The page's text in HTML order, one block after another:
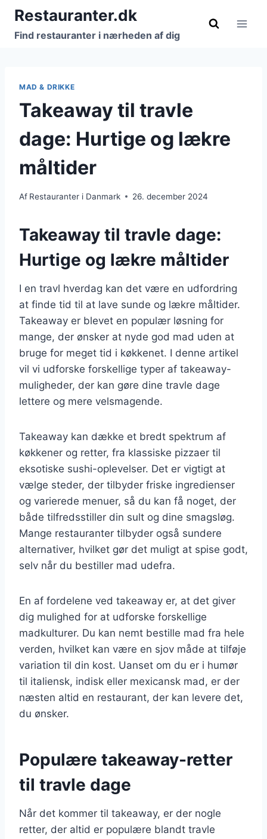
Fortsæt
indhold
Restauranter.dk
Find restauranter i nærheden af dig
MAD & DRIKKE
Takeaway til travle
dage: Hurtige og lækre
måltider
Af Restauranter i Danmark 26. december 2024
Takeaway til travle dage:
Hurtige og lækre måltider
I en travl hverdag kan det være en udfordring
at finde tid til at lave sunde og lækre måltider.
Takeaway er blevet en populær løsning for
mange, der ønsker at nyde god mad uden at
bruge for meget tid i køkkenet. I denne artikel
vil vi udforske forskellige typer af takeaway-
muligheder, der kan gøre dine travle dage
lettere og mere velsmagende.
Takeaway kan dække et bredt spektrum af
køkkener og retter, fra klassiske pizzaer til
eksotiske sushi-oplevelser. Det er vigtigt at
vælge steder, der tilbyder friske ingredienser
og varierede menuer, så du kan få noget, der
både tilfredsstiller din sult og dine smagsløg.
Mange restauranter tilbyder også sundere
alternativer, hvilket gør det muligt at spise godt,
selv når du bestiller mad udefra.
En af fordelene ved takeaway er, at det giver
dig mulighed for at udforske forskellige
madkulturer. Du kan nemt bestille mad fra hele
verden, hvilket kan være en sjov måde at tilføje
variation til din kost. Uanset om du er i humør
til italiensk, indisk eller mexicansk mad, er der
næsten altid en restaurant, der kan levere det,
du ønsker.
Populære takeaway-retter
til travle dage
Når det kommer til takeaway, er der nogle
retter, der altid er populære blandt travle